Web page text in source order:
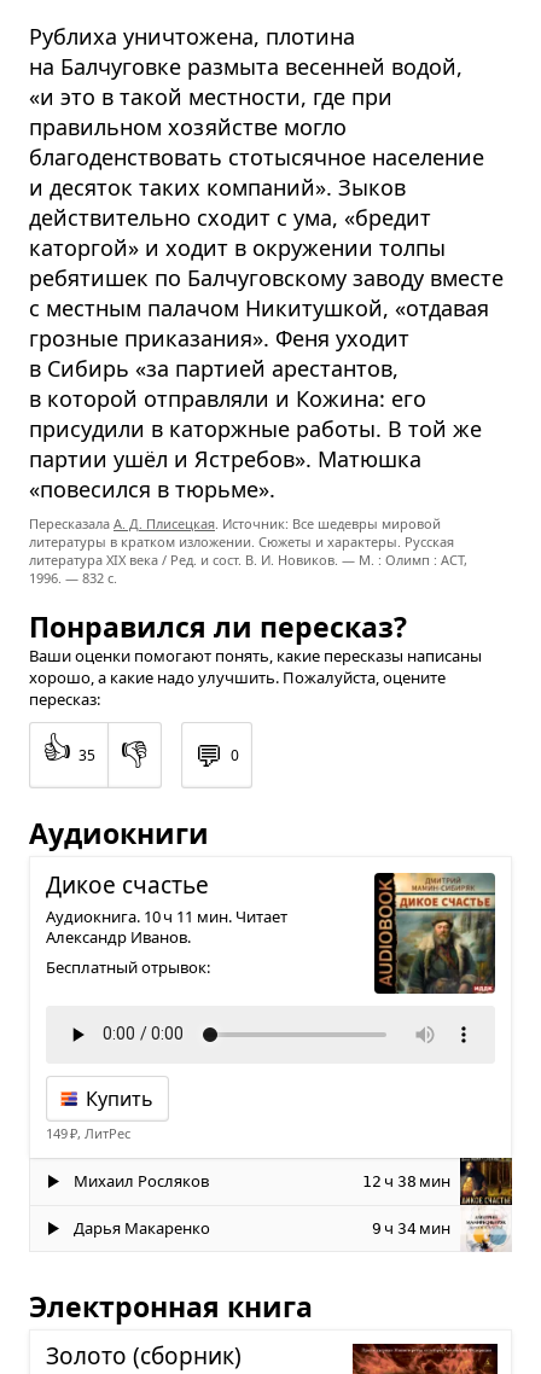
Рублиха уничтожена, плотина
на Балчуговке размыта весенней водой,
«и это в такой местности, где при
правильном хозяйстве могло
благоденствовать стотысячное население
и десяток таких компаний». Зыков
действительно сходит с ума, «бредит
каторгой» и ходит в окружении толпы
ребятишек по Балчуговскому заводу вместе
с местным палачом Никитушкой, «отдавая
грозные приказания». Феня уходит
в Сибирь «за партией арестантов,
в которой отправляли и Кожина: его
присудили в каторжные работы. В той же
партии ушёл и Ястребов». Матюшка
«повесился в тюрьме».
Пересказала А. Д. Плисецкая . Источник: Все шедевры мировой
литературы в кратком изложении. Сюжеты и характеры. Русская
литература XIX века / Ред. и сост. В. И. Новиков. — М. : Олимп : ACT,
1996. — 832 с.
Понравился ли пересказ?
Ваши оценки помогают понять, какие пересказы написаны
хорошо, а какие надо улучшить. Пожалуйста, оцените
пересказ:
👍 35 👎 💬 0
Аудиокниги
Дикое сча­стье
Аудиокнига. 10 ч 11 мин. Читает
Александр Иванов.
Бесплатный отрывок:
Купить
149 ₽, ЛитРес
Михаил Росляков 12 ч 38 мин
Дарья Макаренко 9 ч 34 мин
Электронная книга
Золото (сбор­ник)